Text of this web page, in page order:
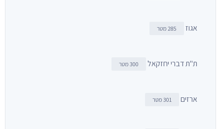
אגוז 285 מטר
ת"ת דברי יחזקאל 300 מטר
ארזים 301 מטר